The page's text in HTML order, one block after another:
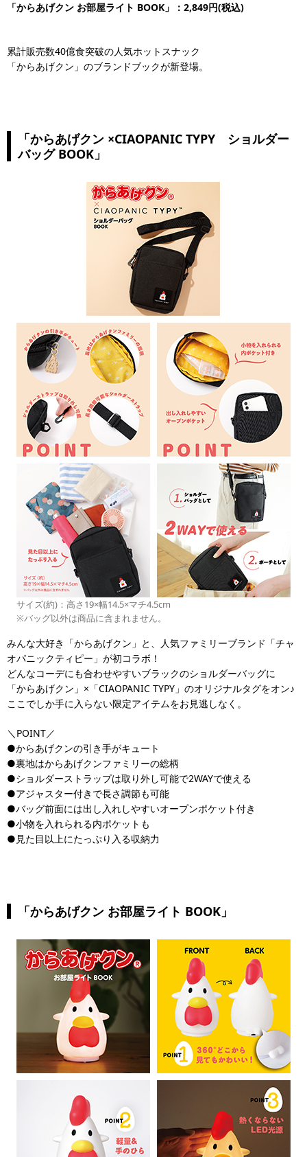
「からあげクン お部屋ライト BOOK」：2,849円(税込)
累計販売数40億食突破の人気ホットスナック
「からあげクン」のブランドブックが新登場。
「からあげクン ×CIAOPANIC TYPY ショルダー
バッグ BOOK」
サイズ(約)：高さ19×幅14.5×マチ4.5cm
※バッグ以外は商品に含まれません。
みんな大好き「からあげクン」と、人気ファミリーブランド「チャ
オパニックティピー」が初コラボ！
どんなコーデにも合わせやすいブラックのショルダーバッグに
「からあげクン」×「CIAOPANIC TYPY」のオリジナルタグをオン♪
ここでしか手に入らない限定アイテムをお見逃しなく。
＼POINT／
●からあげクンの引き手がキュート
●裏地はからあげクンファミリーの総柄
●ショルダーストラップは取り外し可能で2WAYで使える
●アジャスター付きで長さ調節も可能
●バッグ前面には出し入れしやすいオープンポケット付き
●小物を入れられる内ポケットも
●見た目以上にたっぷり入る収納力
「からあげクン お部屋ライト BOOK」